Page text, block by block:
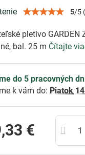
5/5
pletivo
bal. 25 m Čítajte
do 5 pracovných
k vám do: Piatok
€